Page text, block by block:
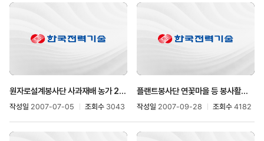
원자로설계봉사단 사과재배 농가 2차 봉사활동 다녀와
작성일 2007-07-05 조회수 3043
플랜트봉사단 연꽃마을 등 봉사활동 실시
작성일 2007-09-28 조회수 4182